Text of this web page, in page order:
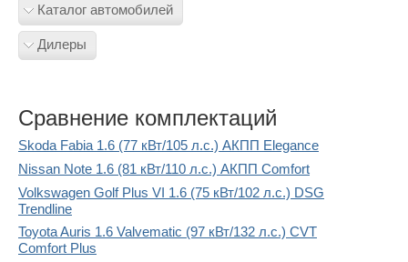
Каталог автомобилей
Дилеры
Сравнение комплектаций
Skoda Fabia 1.6 (77 кВт/105 л.с.) АКПП Elegance
Nissan Note 1.6 (81 кВт/110 л.с.) АКПП Comfort
Volkswagen Golf Plus VI 1.6 (75 кВт/102 л.с.) DSG
Trendline
Toyota Auris 1.6 Valvematic (97 кВт/132 л.с.) CVT
Comfort Plus